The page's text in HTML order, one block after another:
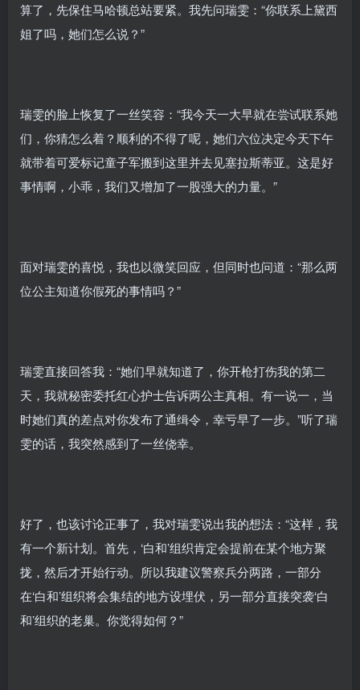
算了，先保住马哈顿总站要紧。我先问瑞雯：“你联系上黛西
姐了吗，她们怎么说？”
瑞雯的脸上恢复了一丝笑容：“我今天一大早就在尝试联系她
们，你猜怎么着？顺利的不得了呢，她们六位决定今天下午
就带着可爱标记童子军搬到这里并去见塞拉斯蒂亚。这是好
事情啊，小乖，我们又增加了一股强大的力量。”
面对瑞雯的喜悦，我也以微笑回应，但同时也问道：“那么两
位公主知道你假死的事情吗？”
瑞雯直接回答我：“她们早就知道了，你开枪打伤我的第二
天，我就秘密委托红心护士告诉两公主真相。有一说一，当
时她们真的差点对你发布了通缉令，幸亏早了一步。”听了瑞
雯的话，我突然感到了一丝侥幸。
好了，也该讨论正事了，我对瑞雯说出我的想法：“这样，我
有一个新计划。首先，‘白和’组织肯定会提前在某个地方聚
拢，然后才开始行动。所以我建议警察兵分两路，一部分
在‘白和’组织将会集结的地方设埋伏，另一部分直接突袭‘白
和’组织的老巢。你觉得如何？”